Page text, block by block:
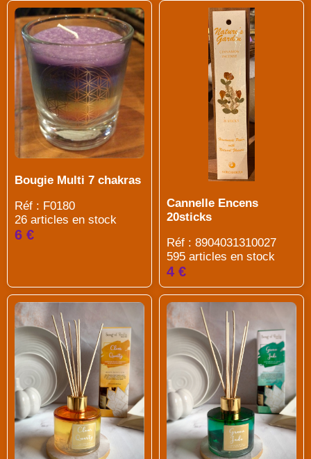
Bougie Multi 7 chakras
Réf : F0180
26 articles en stock
6 €
Cannelle Encens
20sticks
Réf : 8904031310027
595 articles en stock
4 €